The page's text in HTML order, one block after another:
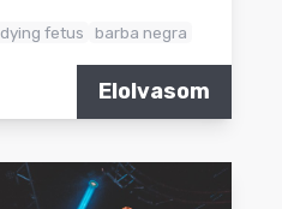
dying fetus barba negra
Elolvasom